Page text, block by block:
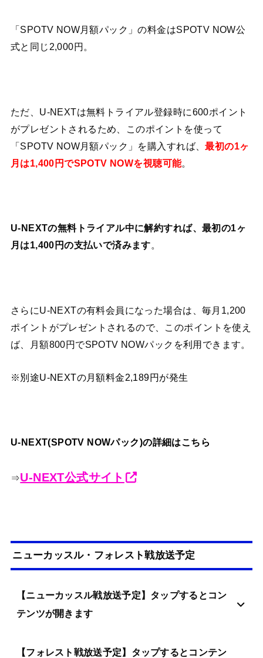
「SPOTV NOW月額パック」の料金はSPOTV NOW公
式と同じ2,000円。
ただ、U-NEXTは無料トライアル登録時に600ポイント
がプレゼントされるため、このポイントを使って
「SPOTV NOW月額パック」を購入すれば、最初の1ヶ
月は1,400円でSPOTV NOWを視聴可能。
U-NEXTの無料トライアル中に解約すれば、最初の1ヶ
月は1,400円の支払いで済みます。
さらにU-NEXTの有料会員になった場合は、毎月1,200
ポイントがプレゼントされるので、このポイントを使え
ば、月額800円でSPOTV NOWパックを利用できます。
※別途U-NEXTの月額料金2,189円が発生
U-NEXT(SPOTV NOWパック)の詳細はこちら
⇒U-NEXT公式サイト
ニューカッスル・フォレスト戦放送予定
【ニューカッスル戦放送予定】タップするとコン
テンツが開きます
【フォレスト戦放送予定】タップするとコンテン